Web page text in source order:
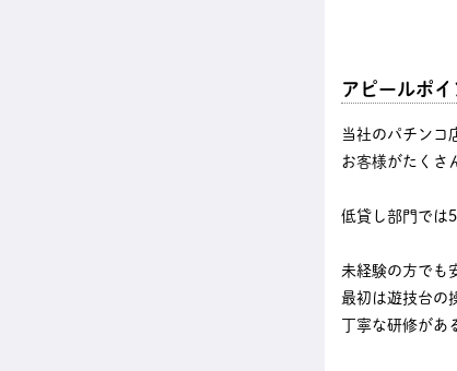
アピールポイ
当社のパチンコ
お客様がたくさ
低貸し部門では
未経験の方でも
最初は遊技台の
丁寧な研修が